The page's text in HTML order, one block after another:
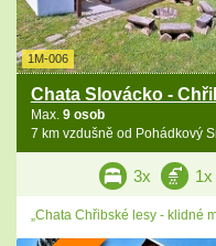
1M-006
Chata Slovácko -
Max. 9 osob
7 km vzdušně od Pohádkový
3x 1x
„Chata Chřibské lesy - klidné